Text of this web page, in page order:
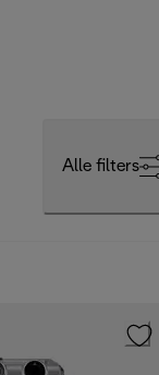
Alle filters